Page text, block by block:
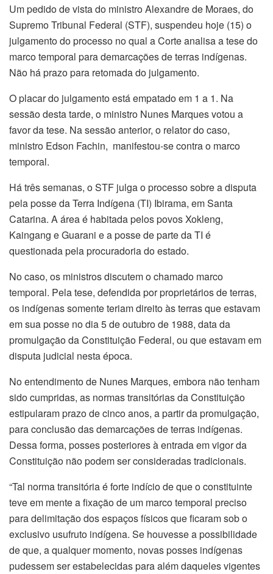
Um pedido de vista do ministro Alexandre de Moraes, do
Supremo Tribunal Federal (STF), suspendeu hoje (15) o
julgamento do processo no qual a Corte analisa a tese do
marco temporal para demarcações de terras indígenas.
Não há prazo para retomada do julgamento.
O placar do julgamento está empatado em 1 a 1. Na
sessão desta tarde, o ministro Nunes Marques votou a
favor da tese. Na sessão anterior, o relator do caso,
ministro Edson Fachin, manifestou-se contra o marco
temporal.
Há três semanas, o STF julga o processo sobre a disputa
pela posse da Terra Indígena (TI) Ibirama, em Santa
Catarina. A área é habitada pelos povos Xokleng,
Kaingang e Guarani e a posse de parte da TI é
questionada pela procuradoria do estado.
No caso, os ministros discutem o chamado marco
temporal. Pela tese, defendida por proprietários de terras,
os indígenas somente teriam direito às terras que estavam
em sua posse no dia 5 de outubro de 1988, data da
promulgação da Constituição Federal, ou que estavam em
disputa judicial nesta época.
No entendimento de Nunes Marques, embora não tenham
sido cumpridas, as normas transitórias da Constituição
estipularam prazo de cinco anos, a partir da promulgação,
para conclusão das demarcações de terras indígenas.
Dessa forma, posses posteriores à entrada em vigor da
Constituição não podem ser consideradas tradicionais.
“Tal norma transitória é forte indício de que o constituinte
teve em mente a fixação de um marco temporal preciso
para delimitação dos espaços físicos que ficaram sob o
exclusivo usufruto indígena. Se houvesse a possibilidade
de que, a qualquer momento, novas posses indígenas
pudessem ser estabelecidas para além daqueles vigentes